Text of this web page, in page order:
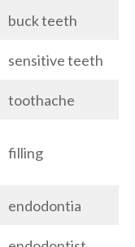
buck teeth
sensitive teeth
toothache
filling
endodontia